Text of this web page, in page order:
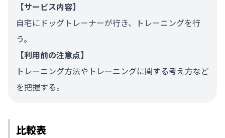
【サービス内容】
自宅にドッグトレーナーが行き、トレーニングを行
う。
【利用前の注意点】
トレーニング方法やトレーニングに関する考え方など
を把握する。
比較表